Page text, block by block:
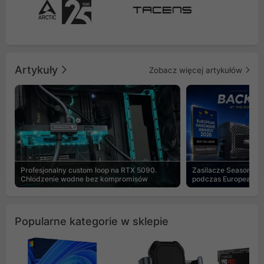
Artykuły Zobacz więcej artykułów
Profesjonalny custom loop na RTX 5090.
Chłodzenie wodne bez kompromisów
Zasilacze Seasonic
podczas European
Popularne kategorie w sklepie